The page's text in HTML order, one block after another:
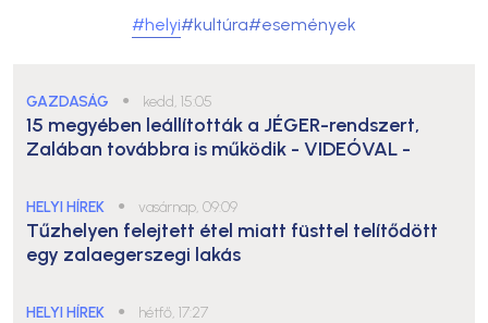
#helyi#kultúra#események
GAZDASÁG ● kedd, 15:05
15 megyében leállították a JÉGER-rendszert,
Zalában továbbra is működik - VIDEÓVAL -
HELYI HÍREK ● vasárnap, 09:09
Tűzhelyen felejtett étel miatt füsttel telítődött
egy zalaegerszegi lakás
HELYI HÍREK ● hétfő, 17:27